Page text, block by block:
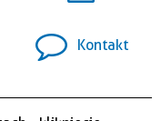
Kontakt